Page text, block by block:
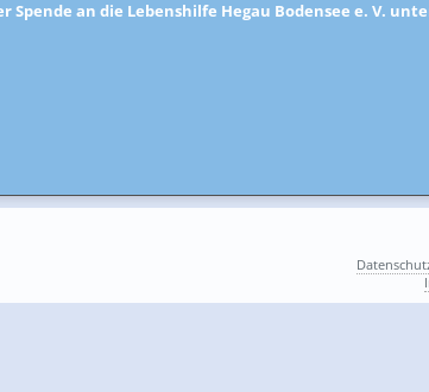
Spende an die Lebenshilfe Hegau Bodensee e. V.